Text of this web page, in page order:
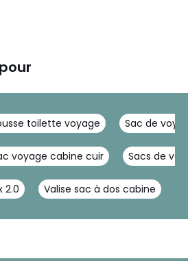
toilette voyage Sac de
voyage cabine cuir Sacs de
2.0 Valise sac à dos cabine